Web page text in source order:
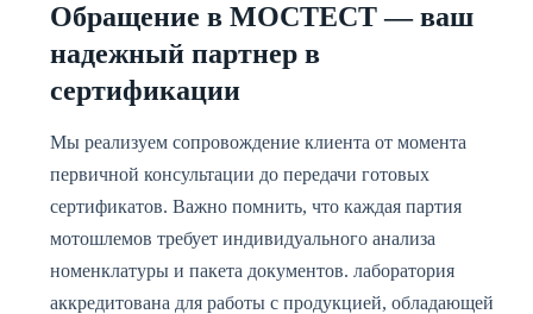
Обращение в МОСТЕСТ — ваш
надежный партнер в
сертификации
Мы реализуем сопровождение клиента от момента
первичной консультации до передачи готовых
сертификатов. Важно помнить, что каждая партия
мотошлемов требует индивидуального анализа
номенклатуры и пакета документов. лаборатория
аккредитована для работы с продукцией, обладающей